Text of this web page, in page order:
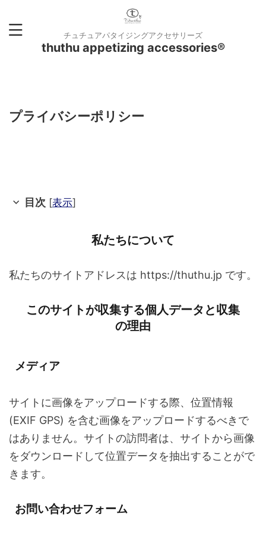
チュチュアパタイジングアクセサリーズ
thuthu appetizing accessories®
プライバシーポリシー
目次 [表示]
私たちについて
私たちのサイトアドレスは https://thuthu.jp です。
このサイトが収集する個人データと収集
の理由
メディア
サイトに画像をアップロードする際、位置情報
(EXIF GPS) を含む画像をアップロードするべきで
はありません。サイトの訪問者は、サイトから画像
をダウンロードして位置データを抽出することがで
きます。
お問い合わせフォーム